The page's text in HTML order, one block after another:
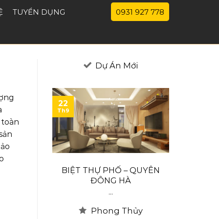
TUYỂN DỤNG 0931 927 778
Dự Án Mới
Anh Đức
...
22
Th9
Phong Thủy